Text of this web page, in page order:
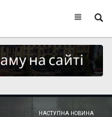
НАСТУПНА НОВИНА